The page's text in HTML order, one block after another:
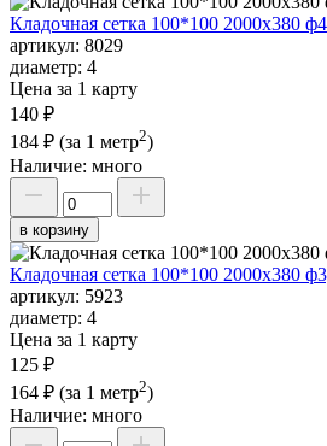
Кладочная сетка 100*100 2000х380
артикул: 8029
диаметр: 4
Цена за 1 карту
140 ₽
184 ₽ (за 1 метр2)
Наличие: много
в корзину
Кладочная сетка 100*100 2000х380
артикул: 5923
диаметр: 4
Цена за 1 карту
125 ₽
164 ₽ (за 1 метр2)
Наличие: много